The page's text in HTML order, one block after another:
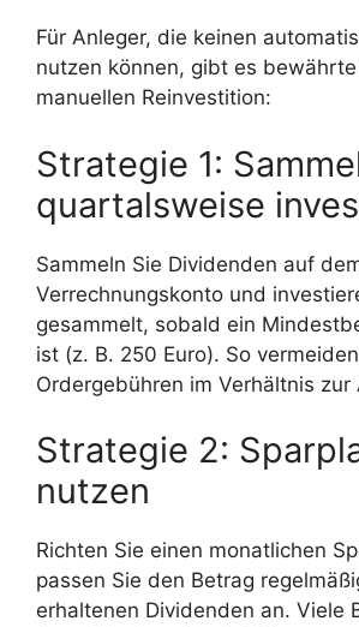
Für Anleger, die keinen
nutzen können, gibt es
manuellen Reinvestition:
Strategie 1:
quartalsweise
Sammeln Sie Dividenden auf
Verrechnungskonto und
gesammelt, sobald ein
ist (z. B. 250 Euro). So
Ordergebühren im Verhältnis zur
Strategie 2:
nutzen
Richten Sie einen monatlichen
passen Sie den Betrag
erhaltenen Dividenden an. Viele